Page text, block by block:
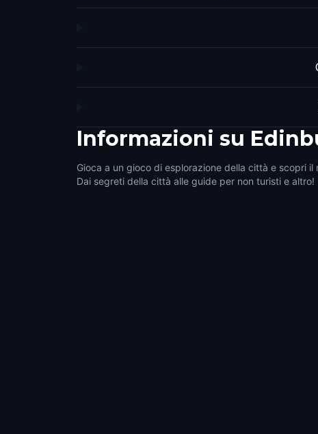
Informazioni su
Gioca a un gioco di esplorazione della città e scopri il
Dai segreti della città alle guide per non turisti e altro!